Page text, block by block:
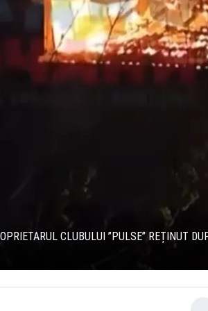
CLUBULUI ”PULSE” REȚINUT